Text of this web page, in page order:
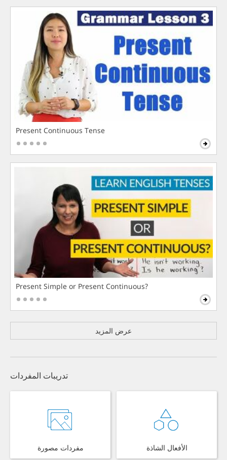
Present Continuous Tense
Present Simple or Present Continuous?
عرض المزيد
تدريبات المفردات
مفردات مصورة الأفعال الشاذة